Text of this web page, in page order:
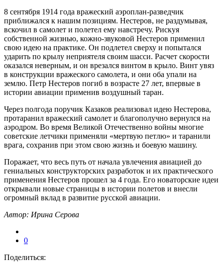
8 сентября 1914 года вражеский аэроплан-разведчик
приближался к нашим позициям. Нестеров, не раздумывая,
вскочил в самолет и полетел ему навстречу. Рискуя
собственной жизнью, кожно-звуковой Нестеров применил
свою идею на практике. Он подлетел сверху и попытался
ударить по крылу неприятеля своим шасси. Расчет скорости
оказался неверным, и он врезался винтом в крыло. Винт увяз
в конструкции вражеского самолета, и они оба упали на
землю. Петр Нестеров погиб в возрасте 27 лет, впервые в
истории авиации применив воздушный таран.
Через полгода поручик Казаков реализовал идею Нестерова,
протаранил вражеский самолет и благополучно вернулся на
аэродром. Во время Великой Отечественно войны многие
советские летчики применяли «мертвую петлю» и таранили
врага, сохранив при этом свою жизнь и боевую машину.
Поражает, что весь путь от начала увлечения авиацией до
гениальных конструкторских разработок и их практического
применения Нестеров прошел за 4 года. Его новаторские идеи
открывали новые страницы в истории полетов и внесли
огромный вклад в развитие русской авиации.
Автор: Ирина Серова
0
Поделиться: